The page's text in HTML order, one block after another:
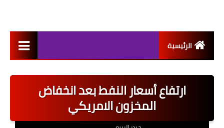
الرئيسية
اخبار القطاع العام
اخبار القطاع الخاص
ارتفاع أسعار النفط بعد انخفاض
المخزون الامريكي